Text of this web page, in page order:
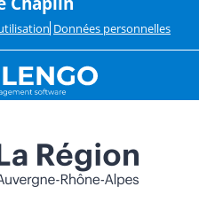
Données personnelles